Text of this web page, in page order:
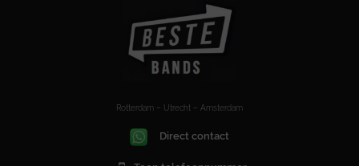
Rotterdam – Utrecht – Amsterdam
Direct contact